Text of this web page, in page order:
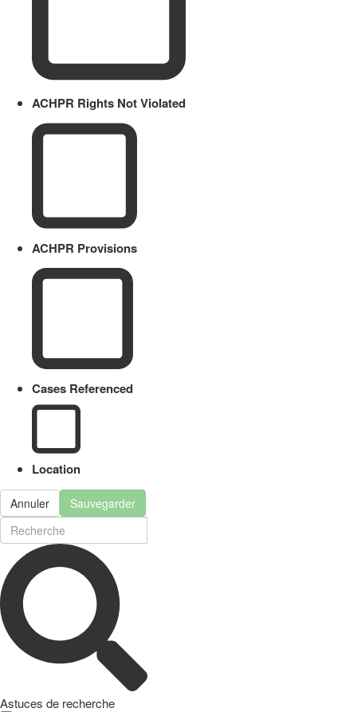
ACHPR Rights Not Violated
ACHPR Provisions
Cases Referenced
Location
Annuler Sauvegarder
Astuces de recherche